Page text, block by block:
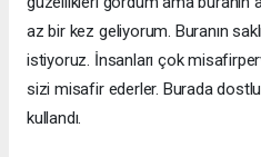
az bir kez geliyorum. Buranın
istiyoruz. İnsanları çok
sizi misafir ederler. Burada
kullandı.